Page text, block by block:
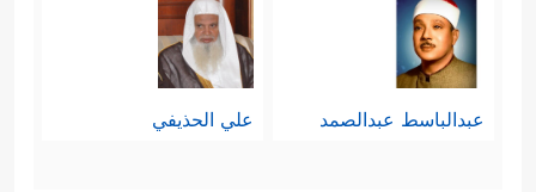
عبدالباسط عبدالصمد علي الحذيفي